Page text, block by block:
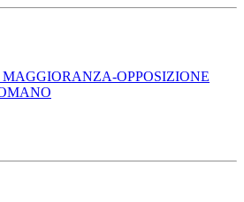
OPPOSIZIONE